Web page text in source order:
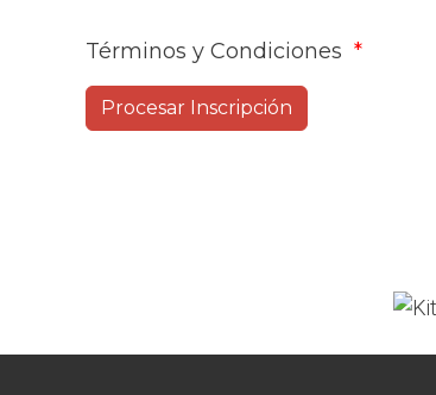
Términos y Condiciones *